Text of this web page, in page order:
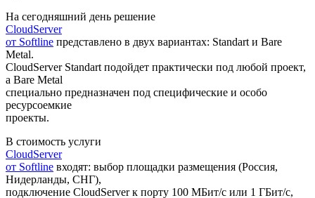
На сегодняшний день решение
CloudServer
от Softline представлено в двух вариантах: Standart и Bare
Metal.
CloudServer Standart подойдет практически под любой проект,
а Bare Metal
специально предназначен под специфические и особо
ресурсоемкие
проекты.
В стоимость услуги
CloudServer
от Softline входят: выбор площадки размещения (Россия,
Нидерланды, СНГ),
подключение CloudServer к порту 100 МБит/с или 1 ГБит/c,